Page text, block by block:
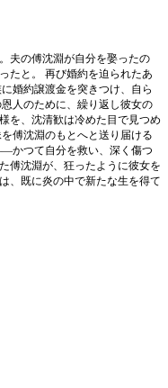
夫の傅沈淵が自分を娶ったの
たと。 再び婚約を迫られたあ
婚約譲渡金を突きつけ、自ら
人のために、繰り返し彼女の
を、沈清歓は冷めた目で見つめ
傅沈淵のもとへと送り届ける
かつて自分を救い、深く傷つ
傅沈淵が、狂ったように彼女を
、既に炎の中で新たな生を得て